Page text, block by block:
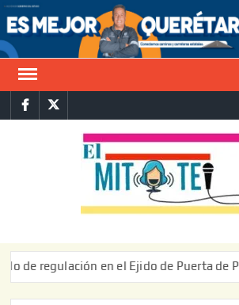
Saltar
al
contenido
FacebookTwitter
en el Ejido de Puerta de Palmillas